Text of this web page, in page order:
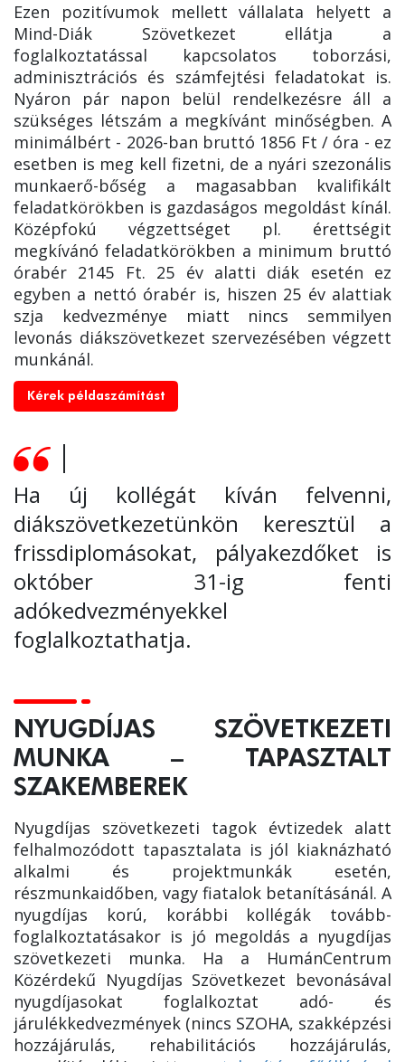
Ezen pozitívumok mellett vállalata helyett a
Mind-Diák Szövetkezet ellátja a
foglalkoztatással kapcsolatos toborzási,
adminisztrációs és számfejtési feladatokat is.
Nyáron pár napon belül rendelkezésre áll a
szükséges létszám a megkívánt minőségben. A
minimálbért - 2026-ban bruttó 1856 Ft / óra - ez
esetben is meg kell fizetni, de a nyári szezonális
munkaerő-bőség a magasabban kvalifikált
feladatkörökben is gazdaságos megoldást kínál.
Középfokú végzettséget pl. érettségit
megkívánó feladatkörökben a minimum bruttó
órabér 2145 Ft. 25 év alatti diák esetén ez
egyben a nettó órabér is, hiszen 25 év alattiak
szja kedvezménye miatt nincs semmilyen
levonás diákszövetkezet szervezésében végzett
munkánál.
Kérek példaszámítást
Ha új kollégát kíván felvenni,
diákszövetkezetünkön keresztül a
frissdiplomásokat, pályakezdőket is
október 31-ig fenti
adókedvezményekkel
foglalkoztathatja.
NYUGDÍJAS SZÖVETKEZETI
MUNKA – TAPASZTALT
SZAKEMBEREK
Nyugdíjas szövetkezeti tagok évtizedek alatt
felhalmozódott tapasztalata is jól kiaknázható
alkalmi és projektmunkák esetén,
részmunkaidőben, vagy fiatalok betanításánál. A
nyugdíjas korú, korábbi kollégák tovább-
foglalkoztatásakor is jó megoldás a nyugdíjas
szövetkezeti munka. Ha a HumánCentrum
Közérdekű Nyugdíjas Szövetkezet bevonásával
nyugdíjasokat foglalkoztat adó- és
járulékkedvezmények (nincs SZOHA, szakképzési
hozzájárulás, rehabilitációs hozzájárulás,